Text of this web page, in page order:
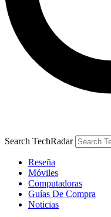
Search TechRadar
Reseña
Móviles
Computadoras
Guías De Compra
Noticias